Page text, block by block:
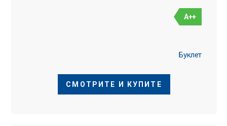
A++
Буклет
СМОТРИТЕ И КУПИТЕ